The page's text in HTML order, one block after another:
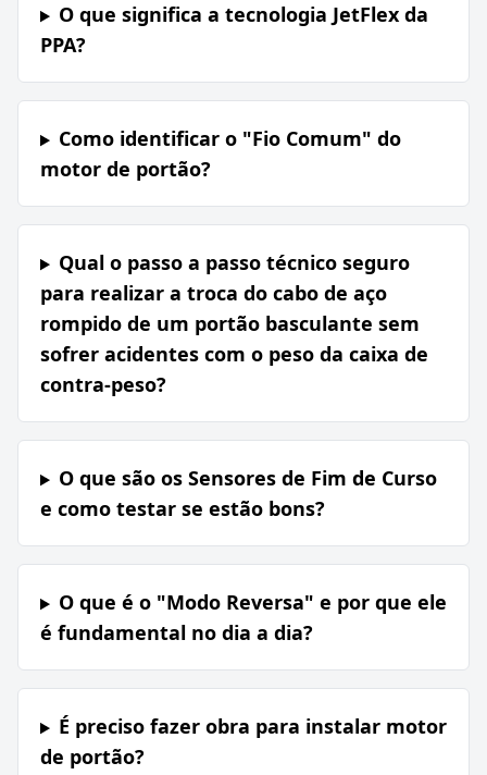
O que significa a tecnologia JetFlex da
PPA?
Como identificar o "Fio Comum" do
motor de portão?
Qual o passo a passo técnico seguro
para realizar a troca do cabo de aço
rompido de um portão basculante sem
sofrer acidentes com o peso da caixa de
contra-peso?
O que são os Sensores de Fim de Curso
e como testar se estão bons?
O que é o "Modo Reversa" e por que ele
é fundamental no dia a dia?
É preciso fazer obra para instalar motor
de portão?